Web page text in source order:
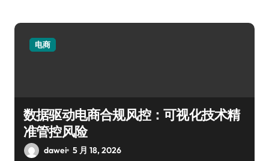
电商
数据驱动电商合规风控：可视化技术精
准管控风险
dawei 5 月 18, 2026